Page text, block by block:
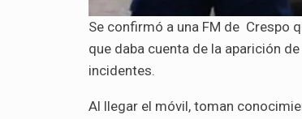
Se confirmó a una FM de Crespo
que daba cuenta de la aparición
incidentes.
Al llegar el móvil, toman